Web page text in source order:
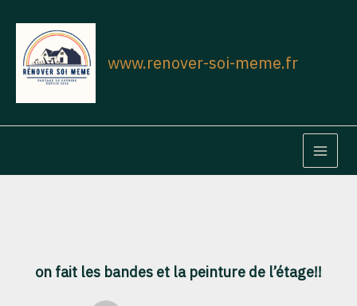
contenu
www.renover-soi-meme.fr
MAIN
on fait les bandes et la peinture de l’étage!!